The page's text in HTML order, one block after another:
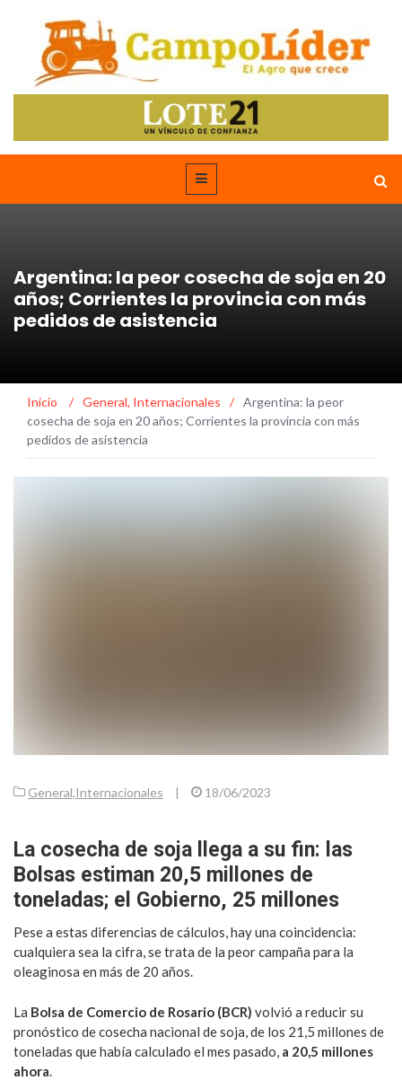
Argentina: la peor cosecha de soja en 20
años; Corrientes la provincia con más
pedidos de asistencia
Inicio / General, Internacionales / Argentina: la peor
cosecha de soja en 20 años; Corrientes la provincia con más
pedidos de asistencia
General,Internacionales | 18/06/2023
La cosecha de soja llega a su fin: las
Bolsas estiman 20,5 millones de
toneladas; el Gobierno, 25 millones
Pese a estas diferencias de cálculos, hay una coincidencia:
cualquiera sea la cifra, se trata de la peor campaña para la
oleaginosa en más de 20 años.
La Bolsa de Comercio de Rosario (BCR) volvió a reducir su
pronóstico de cosecha nacional de soja, de los 21,5 millones de
toneladas que había calculado el mes pasado, a 20,5 millones
ahora.